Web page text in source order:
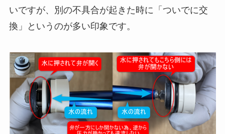
いですが、別の不具合が起きた時に「ついでに交
換」というのが多い印象です。